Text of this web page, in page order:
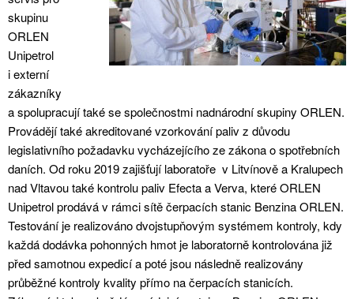
skupinu
ORLEN
Unipetrol
i externí
zákazníky
a spolupracují také se společnostmi nadnárodní skupiny ORLEN.
Provádějí také akreditované vzorkování paliv z důvodu
legislativního požadavku vycházejícího ze zákona o spotřebních
daních. Od roku 2019 zajišťují laboratoře v Litvínově a Kralupech
nad Vltavou také kontrolu paliv Efecta a Verva, které ORLEN
Unipetrol prodává v rámci sítě čerpacích stanic Benzina ORLEN.
Testování je realizováno dvojstupňovým systémem kontroly, kdy
každá dodávka pohonných hmot je laboratorně kontrolována již
před samotnou expedicí a poté jsou následně realizovány
průběžné kontroly kvality přímo na čerpacích stanicích.